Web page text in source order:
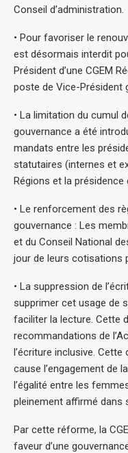
Conseil d’administration.
• Pour favoriser le
est désormais interdit
Président d’une CGEM
poste de Vice-Président
• La limitation du cumul
gouvernance a été
mandats entre les
statutaires (internes et
Régions et la présidence
• Le renforcement des
gouvernance : Les
et du Conseil National
jour de leurs cotisations
• La suppression de
supprimer cet usage de
faciliter la lecture. Cette
recommandations de
l’écriture inclusive.
cause l’engagement de
l’égalité entre les
pleinement affirmé dans
Par cette réforme, la
faveur d’une